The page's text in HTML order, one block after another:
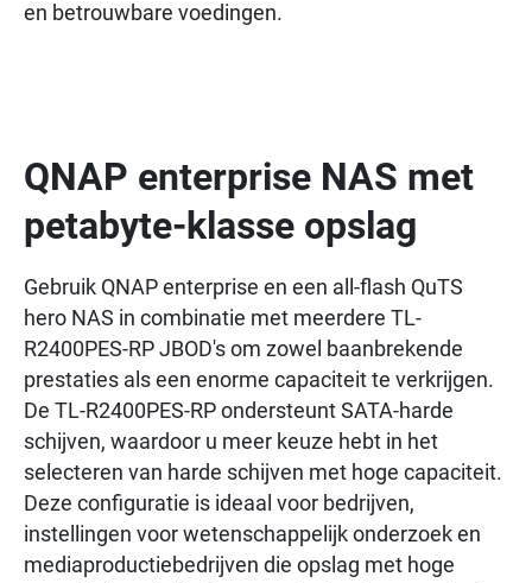
en betrouwbare voedingen.
QNAP enterprise NAS met
petabyte-klasse opslag
Gebruik QNAP enterprise en een all-flash QuTS
hero NAS in combinatie met meerdere TL-
R2400PES-RP JBOD's om zowel baanbrekende
prestaties als een enorme capaciteit te verkrijgen.
De TL-R2400PES-RP ondersteunt SATA-harde
schijven, waardoor u meer keuze hebt in het
selecteren van harde schijven met hoge capaciteit.
Deze configuratie is ideaal voor bedrijven,
instellingen voor wetenschappelijk onderzoek en
mediaproductiebedrijven die opslag met hoge